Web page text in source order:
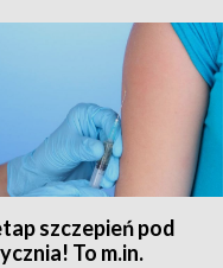
szczepień pod
To m.in.